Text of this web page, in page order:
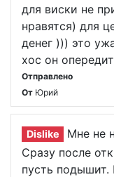
для виски не
нравятся) для
денег ))) это
хос он
Отправлено
От Юрий
Dislike
Мне не
Сразу после
пусть подышит.